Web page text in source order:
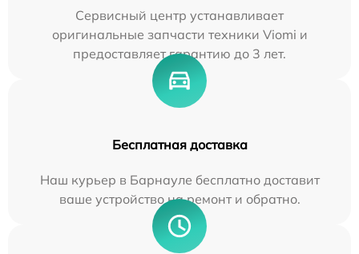
Сервисный центр устанавливает
оригинальные запчасти техники Viomi и
предоставляет гарантию до 3 лет.
Бесплатная доставка
Наш курьер в Барнауле бесплатно доставит
ваше устройство на ремонт и обратно.